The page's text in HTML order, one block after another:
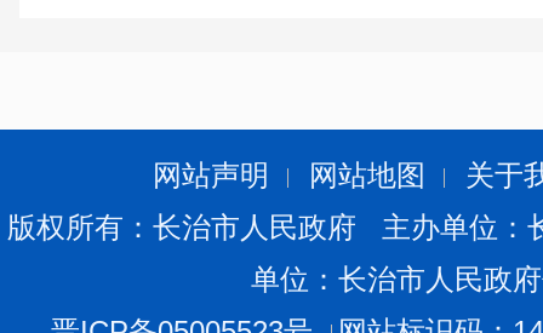
网站声明 网站地图
关于
版权所有：长治市人民政府 主办单位
单位：长治市人民政